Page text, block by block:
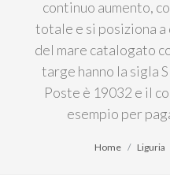
continuo aumento,
totale e si posiziona
del mare catalogato
targe hanno la sigla
Poste è 19032 e il
esempio per
Home Liguria